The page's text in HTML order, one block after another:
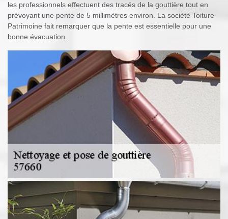
les professionnels effectuent des tracés de la gouttière tout en
prévoyant une pente de 5 millimètres environ. La société Toiture
Patrimoine fait remarquer que la pente est essentielle pour une
bonne évacuation.